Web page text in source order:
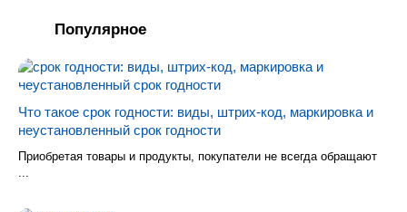
Популярное
Что такое срок годности: виды, штрих-код, маркировка и
неустановленный срок годности
Приобретая товары и продукты, покупатели не всегда обращают
...